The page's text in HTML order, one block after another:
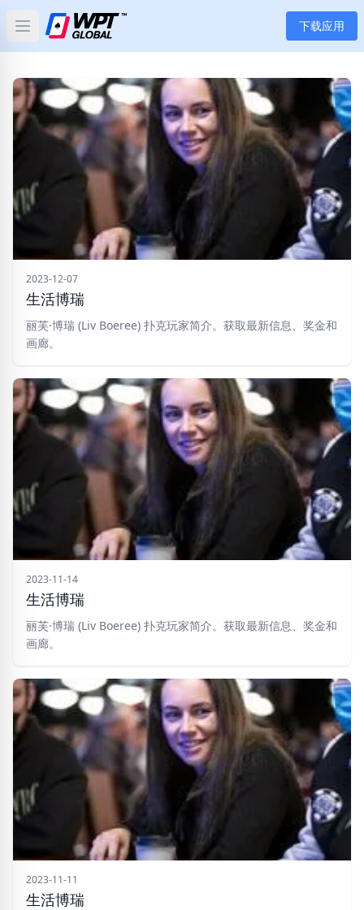
Open main menu 下载应用
新闻
文章
扑克
应用
分类
2023-12-07
生活博瑞
丽芙·博瑞 (Liv Boeree) 扑克玩家简介。获取最新信息、奖金和
画廊。
2023-11-14
生活博瑞
丽芙·博瑞 (Liv Boeree) 扑克玩家简介。获取最新信息、奖金和
画廊。
2023-11-11
生活博瑞